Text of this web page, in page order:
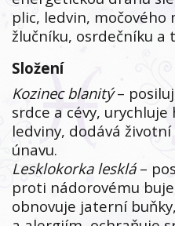
plic, ledvin, močového
žlučníku, osrdečníku a
Složení
Kozinec blanitý–
srdce a cévy,
ledviny, dodává
únavu.
Lesklokorka lesklá–
proti nádorovému
obnovuje jaterní